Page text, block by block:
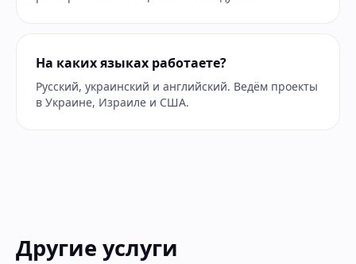
На каких языках работаете?
Русский, украинский и английский. Ведём проекты
в Украине, Израиле и США.
Другие услуги